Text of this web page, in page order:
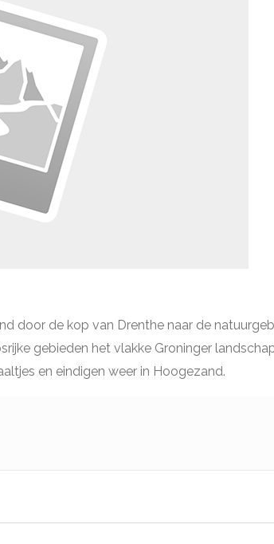
door de kop van Drenthe naar de
gebieden het vlakke Groninger
en eindigen weer in Hoogezand.